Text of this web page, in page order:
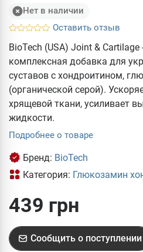
Нет в наличии
Оставить отзыв
BioTech (USA) Joint &
комплексная добавка для
суставов с хондроитином,
(органической серой).
хрящевой ткани, усиливает
жидкости.
Подробнее о товаре
Бренд: BioTech
Категория: Глюкозамин
439 грн
Сообщить о поступлении